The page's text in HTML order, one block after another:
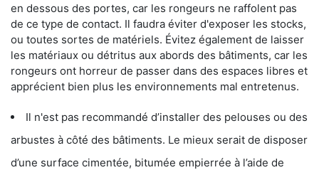
en dessous des portes, car les rongeurs ne raffolent pas
de ce type de contact. Il faudra éviter d'exposer les stocks,
ou toutes sortes de matériels. Évitez également de laisser
les matériaux ou détritus aux abords des bâtiments, car les
rongeurs ont horreur de passer dans des espaces libres et
apprécient bien plus les environnements mal entretenus.
Il n'est pas recommandé d’installer des pelouses ou des
arbustes à côté des bâtiments. Le mieux serait de disposer
d’une surface cimentée, bitumée empierrée à l’aide de